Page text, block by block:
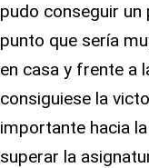
pudo conseguir un
punto que sería
en casa y frente a
consiguiese la
importante hacia
superar la